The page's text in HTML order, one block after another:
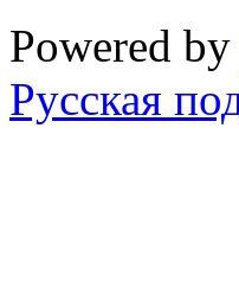
Powered by
Русская